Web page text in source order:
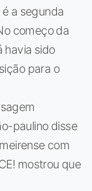
a segunda
começo da
havia sido
para o
paulino disse
com
mostrou que